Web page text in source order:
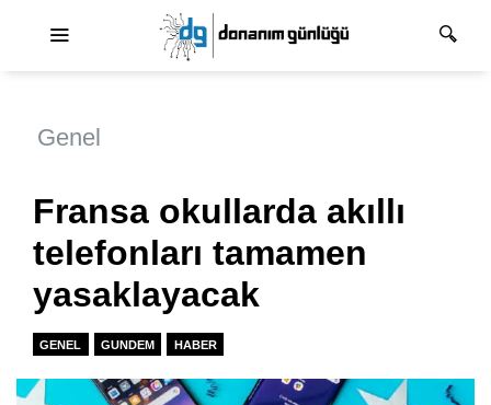
Genel
Fransa okullarda akıllı
telefonları tamamen
yasaklayacak
GENEL GUNDEM HABER